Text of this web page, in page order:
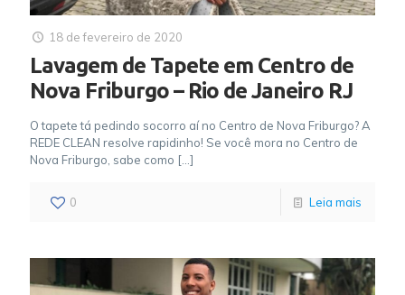
18 de fevereiro de 2020
Lavagem de Tapete em Centro de
Nova Friburgo – Rio de Janeiro RJ
O tapete tá pedindo socorro aí no Centro de Nova Friburgo? A
REDE CLEAN resolve rapidinho! Se você mora no Centro de
Nova Friburgo, sabe como […]
0 Leia mais